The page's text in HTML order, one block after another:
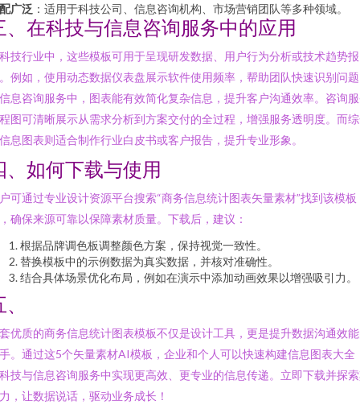
广泛 ：适用于科技公司、信息咨询机构、市场营销团队等多种领域。
、在科技与信息咨询服务中的应用
技行业中，这些模板可用于呈现研发数据、用户行为分析或技术趋势报
例如，使用动态数据仪表盘展示软件使用频率，帮助团队快速识别问
息咨询服务中，图表能有效简化复杂信息，提升客户沟通效率。咨询
图可清晰展示从需求分析到方案交付的全过程，增强服务透明度。而
息图表则适合制作行业白皮书或客户报告，提升专业形象。
、如何下载与使用
可通过专业设计资源平台搜索“商务信息统计图表矢量素材”找到该模板
确保来源可靠以保障素材质量。下载后，建议：
根据品牌调色板调整颜色方案，保持视觉一致性。
替换模板中的示例数据为真实数据，并核对准确性。
结合具体场景优化布局，例如在演示中添加动画效果以增强吸引力。
优质的商务信息统计图表模板不仅是设计工具，更是提升数据沟通效
。通过这5个矢量素材AI模板，企业和个人可以快速构建信息图表大全
技与信息咨询服务中实现更高效、更专业的信息传递。立即下载并探
，让数据说话，驱动业务成长！